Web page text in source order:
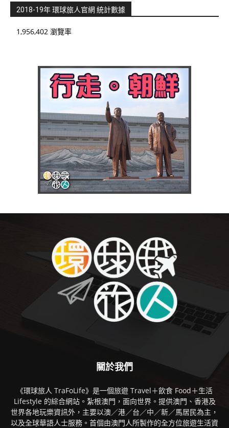
2018-19年 環球旅人官網 統計數據
1,956,402 瀏覽率
關於我們
《環球旅人 TraFoLife》是一個旅遊 Travel＋飲食 Food＋生活
Lifestyle 的綜合網站。紮根澳門，面向世界。提供澳門、香港及
世界各地玩樂資訊外，主要以澳／港／台／中／新／馬居民為主，
以及全球華語人士服務。首個由澳門人所製作的全方位旅遊生活資